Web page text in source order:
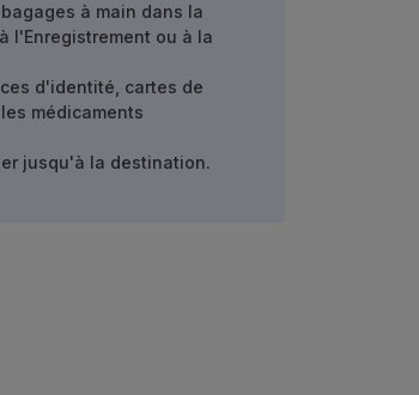
à main dans la
l'Enregistrement ou à la
d'identité, cartes de
médicaments
jusqu'à la destination.